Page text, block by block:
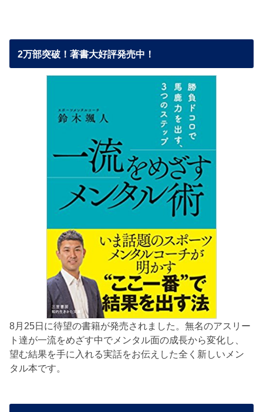
2万部突破！著書大好評発売中！
8月25日に待望の書籍が発売されました。無名のアスリー
ト達が一流をめざす中でメンタル面の成長から変化し、
望む結果を手に入れる実話をお伝えした全く新しいメン
タル本です。